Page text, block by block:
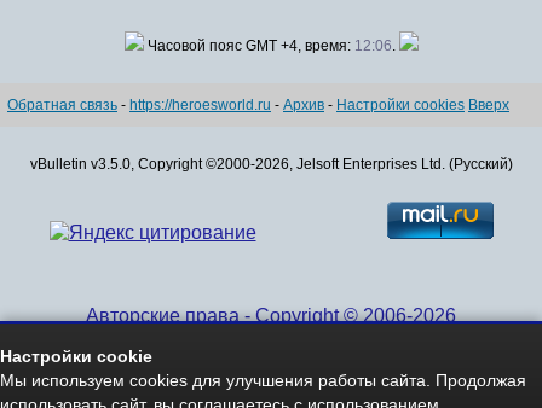
Часовой пояс GMT +4, время: 12:06.
Обратная связь - https://heroesworld.ru - Архив - Настройки cookies Вверх
vBulletin v3.5.0, Copyright ©2000-2026, Jelsoft Enterprises Ltd. (Русский)
Авторские права - Copyright © 2006-2026
Настройки cookie
Мы используем cookies для улучшения работы сайта. Продолжая
использовать сайт, вы соглашаетесь с использованием